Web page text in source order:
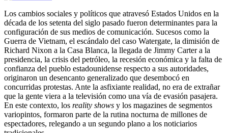
Los cambios sociales y políticos que atravesó Estados Unidos en la
década de los setenta del siglo pasado fueron determinantes para la
configuración de sus medios de comunicación. Sucesos como la
Guerra de Vietnam, el escándalo del caso Watergate, la dimisión de
Richard Nixon a la Casa Blanca, la llegada de Jimmy Carter a la
presidencia, la crisis del petróleo, la recesión económica y la falta de
confianza del pueblo estadounidense respecto a sus autoridades,
originaron un desencanto generalizado que desembocó en
concurridas protestas. Ante la asfixiante realidad, no era de extrañar
que la gente viera a la televisión como una vía de evasión pasajera.
En este contexto, los reality shows y los magazines de segmentos
variopintos, formaron parte de la rutina nocturna de millones de
espectadores, relegando a un segundo plano a los noticiarios